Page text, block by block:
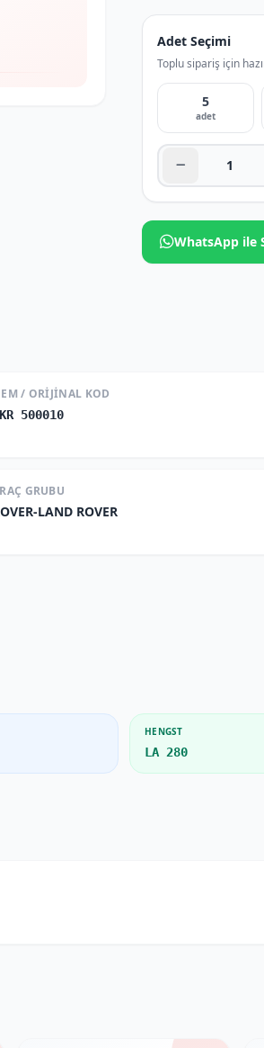
Adet Seçimi
Toplu sipariş için
5
adet
WhatsApp ile
/ ORIJINAL KOD
500010
GRUBU
LAND ROVER
HENGST
LA 280